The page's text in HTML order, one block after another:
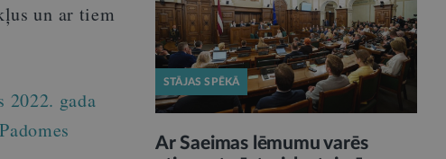
un ar tiem
2022. gada
STĀJAS SPĒKĀ
Ar Saeimas lēmumu varēs